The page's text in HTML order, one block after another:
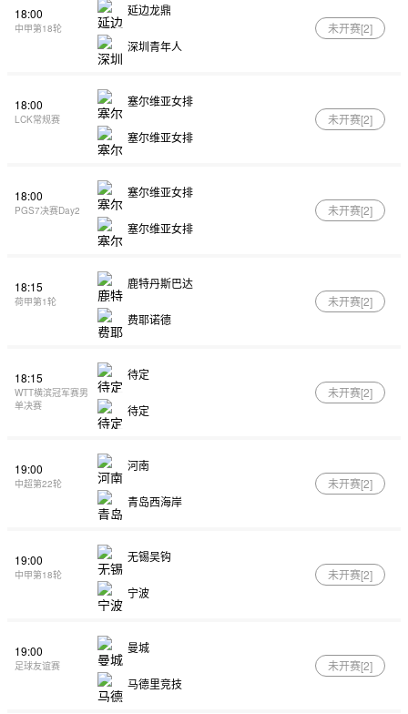
18:00
中甲第18轮
延边龙鼎
深圳青年人
未开赛[2]
18:00
LCK常规赛
塞尔维亚女排
塞尔维亚女排
未开赛[2]
18:00
PGS7决赛Day2
塞尔维亚女排
塞尔维亚女排
未开赛[2]
18:15
荷甲第1轮
鹿特丹斯巴达
费耶诺德
未开赛[2]
18:15
WTT横滨冠军赛男
单决赛
待定
待定
未开赛[2]
19:00
中超第22轮
河南
青岛西海岸
未开赛[2]
19:00
中甲第18轮
无锡吴钩
宁波
未开赛[2]
19:00
足球友谊赛
曼城
马德里竞技
未开赛[2]